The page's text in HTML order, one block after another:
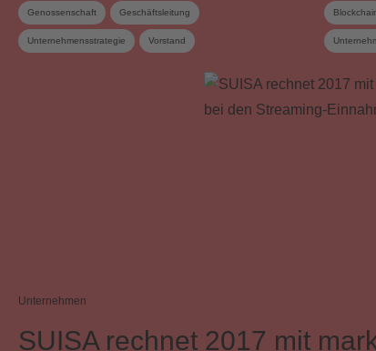
Genossenschaft Geschäftsleitung
Unternehmensstrategie Vorstand
Unternehmen
SUISA rechnet 2017 mit